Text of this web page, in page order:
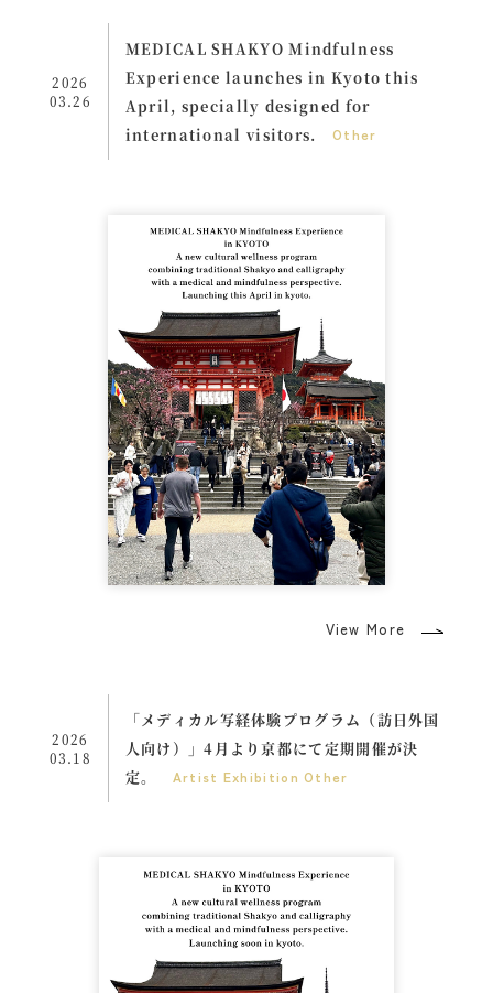
2026
03.26
MEDICAL SHAKYO Mindfulness
Experience launches in Kyoto this
April, specially designed for
international visitors.
Other
View More
2026
03.18
「メディカル写経体験プログラム（訪日外国
人向け）」4月より京都にて定期開催が決
定。
Artist Exhibition Other